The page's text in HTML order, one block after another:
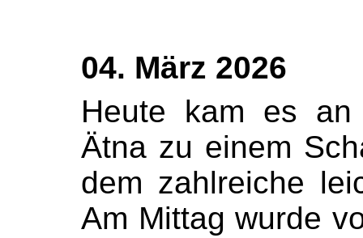
04. März 2026
Heute kam es an
Ätna zu einem
dem zahlreiche
Am Mittag wurde